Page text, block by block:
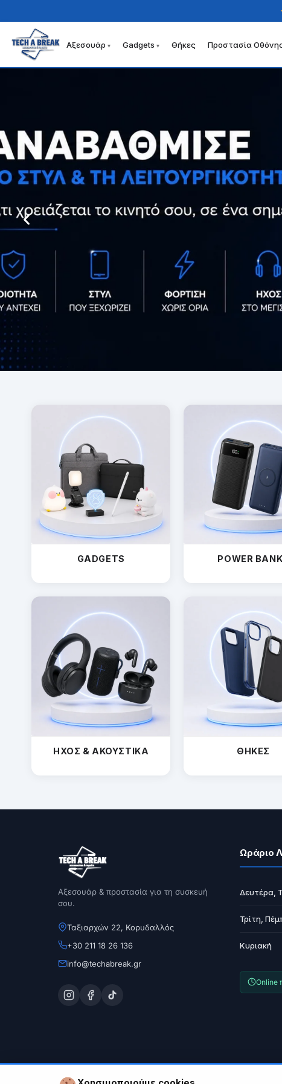
Απευθείας
μετάβαση
Μετάβαση
σε
Αξεσουάρ Gadgets Θήκες Προστασία
GADGETS POWER
ΗΧΟΣ & ΑΚΟΥΣΤΙΚΑ ΘΗΚΕΣ
Αξεσουάρ & προστασία για τη συσκευή
σου.
Ταξιαρχών 22, Κορυδαλλός
+30 211 18 26 136
info@techabreak.gr
Ωράριο
Δευτέρα,
Τρίτη,
Κυριακή
Online